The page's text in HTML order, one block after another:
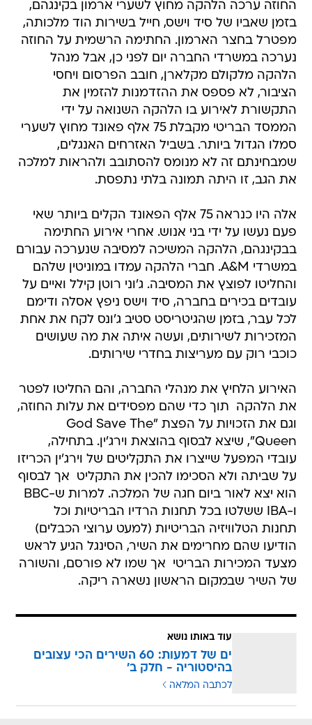
החוזה ערכה הלהקה מחוץ לשערי ארמון בקינגהם,
בזמן שאביו של סיד וישס, חייל בשירות הוד מלכותה,
מפטרל בחצר הארמון. החתימה הרשמית על החוזה
נערכה במשרדי החברה יום לפני כן, אבל מנהל
הלהקה מלקולם מקלארן, חובב הפרסום ויחסי
הציבור, לא פספס את ההזדמנות להזמין את
התקשורת לאירוע בו הלהקה השנואה על ידי
הממסד הבריטי מקבלת 75 אלף פאונד מחוץ לשערי
סמלו הגדול ביותר. בשביל האזרחים האנגלים,
שמבחינתם זה לא מנומס להסתובב ולהראות למלכה
את הגב, זו היתה תמונה בלתי נתפסת.
אלה היו כנראה 75 אלף הפאונד הקלים ביותר שאי
פעם נעשו על ידי בני אנוש. אחרי אירוע החתימה
בבקינגהם, הלהקה המשיכה למסיבה שנערכה עבורם
במשרדי A&M. חברי הלהקה עמדו במוניטין שלהם
והחליטו לפוצץ את המסיבה. ג'וני רוטן קילל ואיים על
עובדים בכירים בחברה, סיד וישס ניפץ אסלה ודימם
לכל עבר, בזמן שהגיטריסט סטיב ג'ונס לקח את אחת
המזכירות לשירותים, ועשה איתה את מה שעושים
כוכבי רוק עם מעריצות בחדרי שירותים.
האירוע הלחיץ את מנהלי החברה, והם החליטו לפטר
את הלהקה  תוך כדי שהם מפסידים את עלות החוזה,
וגם את הזכויות על הפצת "God Save The
Queen", שיצא לבסוף בהוצאת וירג'ין. בתחילה,
עובדי המפעל שייצרו את התקליטים של וירג'ין הכריזו
על שביתה ולא הסכימו להכין את התקליט  אך לבסוף
הוא יצא לאור ביום חגה של המלכה. למרות ש-BBC
ו-IBA ששלטו בכל תחנות הרדיו הבריטיות וכל
תחנות הטלוויזיה הבריטיות (למעט ערוצי הכבלים)
הודיעו שהם מחרימים את השיר, הסינגל הגיע לראש
מצעד המכירות הבריטי  אך שמו לא פורסם, והשורה
של השיר שבמקום הראשון נשארה ריקה.
עוד באותו נושא
ים של דמעות: 60 השירים הכי עצובים
בהיסטוריה - חלק ב'
לכתבה המלאה